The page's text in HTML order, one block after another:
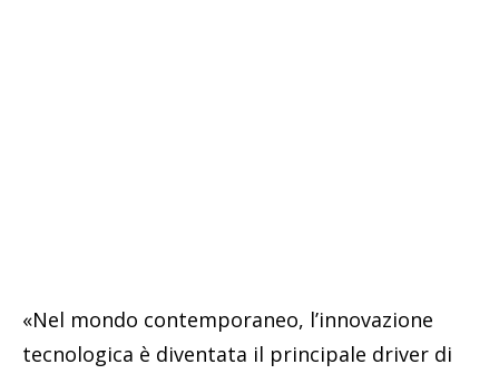
«Nel mondo contemporaneo, l’innovazione
tecnologica è diventata il principale driver di